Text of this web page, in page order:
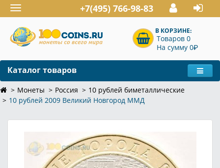
Toggle
navigation
+7(495) 766-98-83
В КОРЗИНЕ:
Товаров 0
На сумму 0P
Каталог товаров
Монеты Россия
10 рублей биметаллические
10 рублей 2009 Великий Новгород ММД